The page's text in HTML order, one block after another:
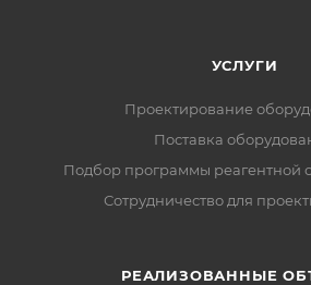
УСЛУГИ
Проектирование
Поставка
Подбор программы реагентной
Сотрудничество для
РЕАЛИЗОВАННЫЕ